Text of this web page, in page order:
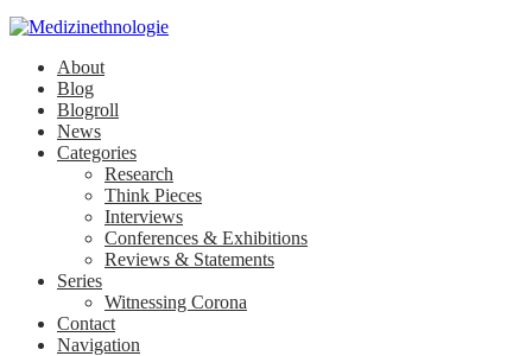
About
Blog
Blogroll
News
Categories
Research
Think Pieces
Interviews
Conferences & Exhibitions
Reviews & Statements
Series
Witnessing Corona
Contact
Navigation